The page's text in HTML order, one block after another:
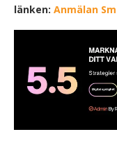
länken: Anmälan